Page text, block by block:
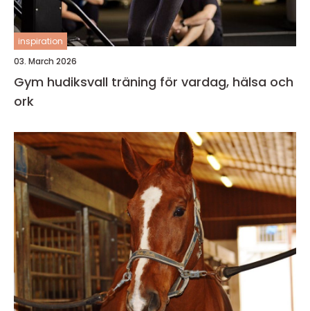
inspiration
03. March 2026
Gym hudiksvall träning för vardag, hälsa och
ork